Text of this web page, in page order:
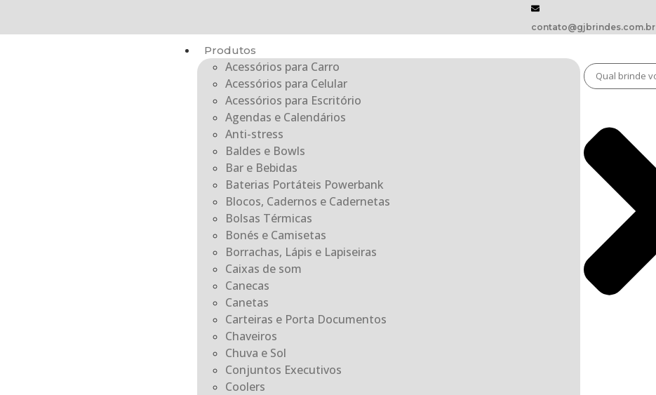
contato@gjbrindes.com.br
Produtos
Acessórios para Carro
Acessórios para Celular
Acessórios para Escritório
Agendas e Calendários
Anti-stress
Baldes e Bowls
Bar e Bebidas
Baterias Portáteis Powerbank
Blocos, Cadernos e Cadernetas
Bolsas Térmicas
Bonés e Camisetas
Borrachas, Lápis e Lapiseiras
Caixas de som
Canecas
Canetas
Carteiras e Porta Documentos
Chaveiros
Chuva e Sol
Conjuntos Executivos
Coolers